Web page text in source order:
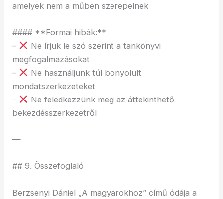
amelyek nem a műben szerepelnek
#### **Formai hibák:**
–
Ne írjuk le szó szerint a tankönyvi
megfogalmazásokat
–
Ne használjunk túl bonyolult
mondatszerkezeteket
–
Ne feledkezzünk meg az áttekinthető
bekezdésszerkezetről
—
## 9. Összefoglaló
Berzsenyi Dániel „A magyarokhoz” című ódája a